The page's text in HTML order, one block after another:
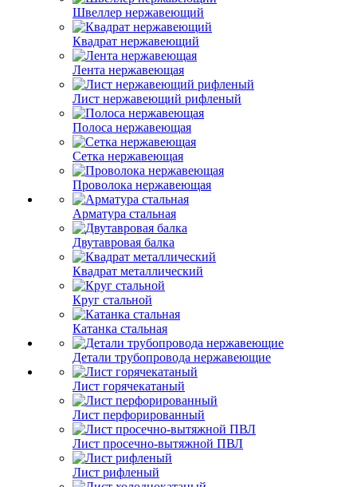
Швеллер нержавеющий
Квадрат нержавеющий
Лента нержавеющая
Лист нержавеющий рифленый
Полоса нержавеющая
Сетка нержавеющая
Проволока нержавеющая
Арматура стальная
Двутавровая балка
Квадрат металлический
Круг стальной
Катанка стальная
Детали трубопровода нержавеющие
Лист горячекатаный
Лист перфорированный
Лист просечно-вытяжной ПВЛ
Лист рифленый